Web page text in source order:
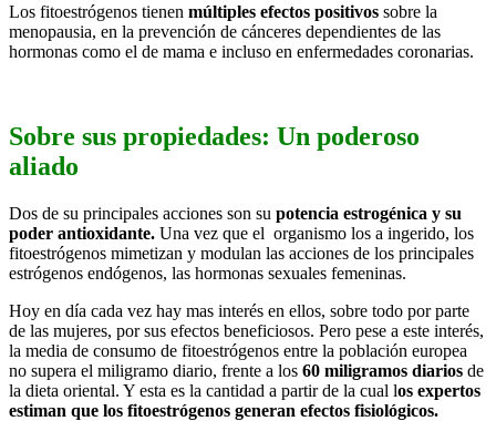
Los fitoestrógenos tienen múltiples efectos positivos sobre la
menopausia, en la prevención de cánceres dependientes de las
hormonas como el de mama e incluso en enfermedades coronarias.
Sobre sus propiedades: Un poderoso
aliado
Dos de su principales acciones son su potencia estrogénica y su
poder antioxidante. Una vez que el organismo los a ingerido, los
fitoestrógenos mimetizan y modulan las acciones de los principales
estrógenos endógenos, las hormonas sexuales femeninas.
Hoy en día cada vez hay mas interés en ellos, sobre todo por parte
de las mujeres, por sus efectos beneficiosos. Pero pese a este interés,
la media de consumo de fitoestrógenos entre la población europea
no supera el miligramo diario, frente a los 60 miligramos diarios de
la dieta oriental. Y esta es la cantidad a partir de la cual los expertos
estiman que los fitoestrógenos generan efectos fisiológicos.